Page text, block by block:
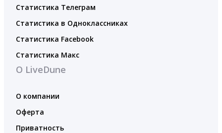
Статистика Телеграм
Статистика в Одноклассниках
Статистика Facebook
Статистика Макс
О LiveDune
О компании
Оферта
Приватность